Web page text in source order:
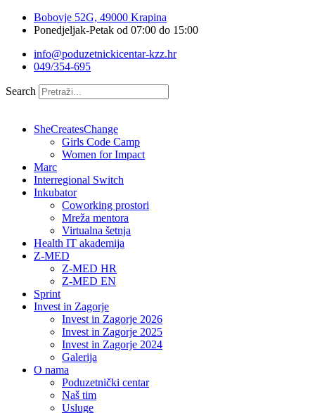
Bobovje 52G, 49000 Krapina
Ponedjeljak-Petak od 07:00 do 15:00
info@poduzetnickicentar-kzz.hr
049/354-695
Search
SheCreatesChange
Girls Code Camp
Women for Impact
Marc
Interregional Switch
Inkubator
Coworking prostori
Mreža mentora
Virtualna šetnja
Health IT akademija
Z-MED
Z-MED HR
Z-MED EN
Sprint
Invest in Zagorje
Invest in Zagorje 2026
Invest in Zagorje 2025
Invest in Zagorje 2024
Galerija
O nama
Poduzetnički centar
Naš tim
Usluge